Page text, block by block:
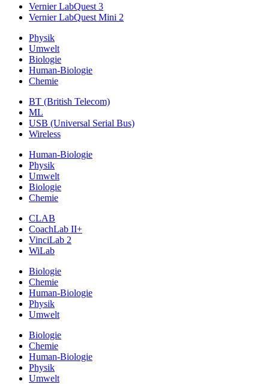
Vernier LabQuest 3
Vernier LabQuest Mini 2
Physik
Umwelt
Biologie
Human-Biologie
Chemie
BT (British Telecom)
ML
USB (Universal Serial Bus)
Wireless
Human-Biologie
Physik
Umwelt
Biologie
Chemie
CLAB
CoachLab II+
VinciLab 2
WiLab
Biologie
Chemie
Human-Biologie
Physik
Umwelt
Biologie
Chemie
Human-Biologie
Physik
Umwelt